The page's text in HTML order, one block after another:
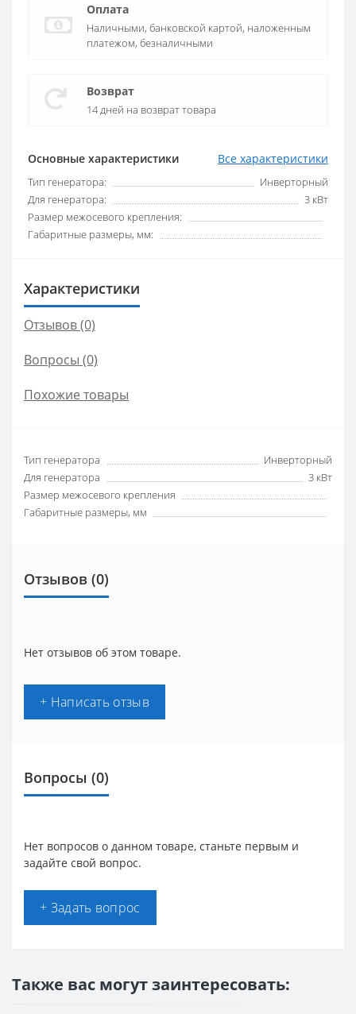
Основные характеристики Все характеристики
Тип генератора:
Инверторный
Для генератора:
3 кВт
Размер межосевого крепления:
Габаритные размеры, мм:
Оплата
Наличными, банковской картой, наложенным
платежом, безналичными
Возврат
14 дней на возврат товара
Характеристики
Отзывов (0)
Вопросы (0)
Похожие товары
Тип генератора
Инверторный
Для генератора
3 кВт
Размер межосевого крепления
Габаритные размеры, мм
Отзывов (0)
Нет отзывов об этом товаре.
+ Написать отзыв
Вопросы (0)
Нет вопросов о данном товаре, станьте первым и
задайте свой вопрос.
+ Задать вопрос
Также вас могут заинтересовать: